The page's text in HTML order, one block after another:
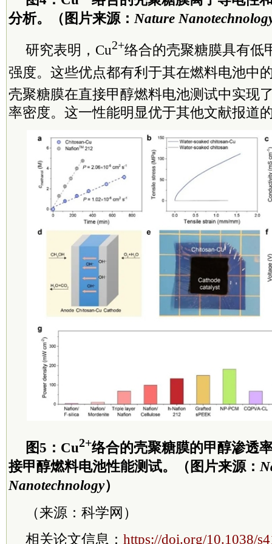
分析。（图片来源： Nature
研究表明，Cu2+络合的壳聚糖膜具有低
强度。这些优点都有利于其在燃料电池中
壳聚糖膜在直接甲醇燃料电池测试中实现
率密度。这一性能明显优于其他文献报道
图5：Cu2+络合的壳聚糖膜的甲醇渗透
接甲醇燃料电池性能测试。（图片来源：
Nanotechnology）
（来源：科学网）
相关论文信息： https://doi.org/10.1038/